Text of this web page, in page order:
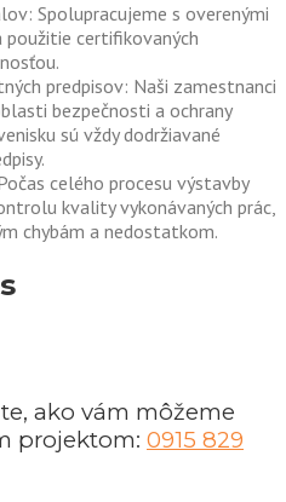
Spolupracujeme s overenými
certifikovaných
predpisov: Naši zamestnanci
bezpečnosti a ochrany
sú vždy dodržiavané
celého procesu výstavby
kvality vykonávaných prác,
chybám a nedostatkom.
ako vám môžeme
projektom: 0915 829